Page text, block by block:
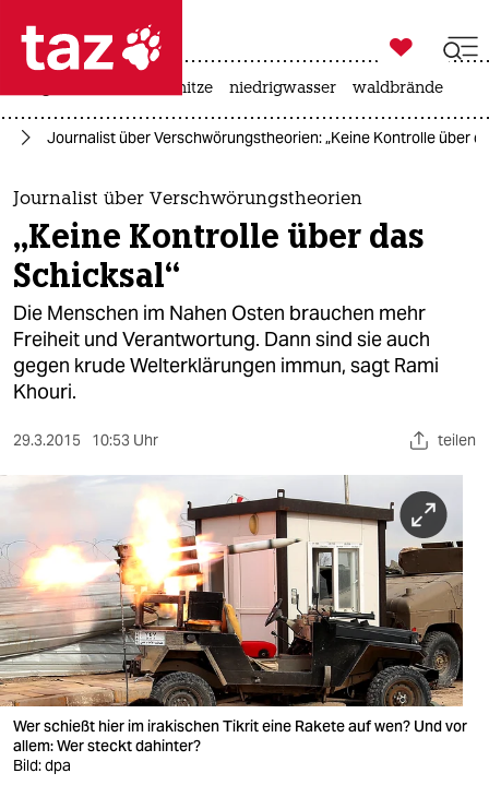
 taz zahl ich
taz zahl ich
themen
politik
öko
gesellschaft
kultur
sport
berlin
nord
wahrheit
verlag
verlag
veranstaltungen
shop

taz zahl ich
hitze niedrigwasser waldbrände
Journalist über Verschwörungstheorien: „Keine Kontrolle über
Journalist über Verschwörungstheorien
„Keine Kontrolle über das
Schicksal“
Die Menschen im Nahen Osten brauchen mehr
Freiheit und Verantwortung. Dann sind sie auch
gegen krude Welterklärungen immun, sagt Rami
Khouri.
29.3.2015 10:53 Uhr teilen
Wer schießt hier im irakischen Tikrit eine Rakete auf wen? Und vor
allem: Wer steckt dahinter?
Bild: dpa